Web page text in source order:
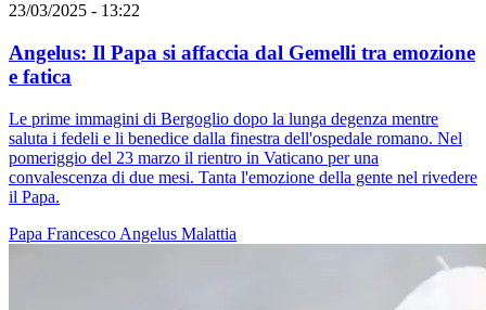
23/03/2025 - 13:22
Angelus: Il Papa si affaccia dal Gemelli tra emozione
e fatica
Le prime immagini di Bergoglio dopo la lunga degenza mentre
saluta i fedeli e li benedice dalla finestra dell'ospedale romano. Nel
pomeriggio del 23 marzo il rientro in Vaticano per una
convalescenza di due mesi. Tanta l'emozione della gente nel rivedere
il Papa.
Papa Francesco Angelus Malattia